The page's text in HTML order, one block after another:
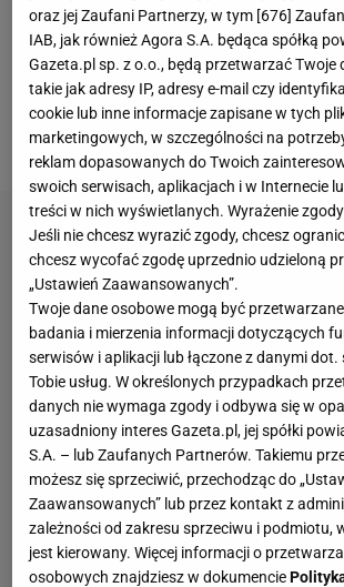
Roland Garros i Wimbledon, mogę
jest to mój największy sukces w
Novak Djoković tuż po zdobyciu
igrzysk olimpijskich - najcenniejszej
brakowało w jego dorobku.
oraz jej Zaufani Partnerzy, w tym [676]
IAB, jak również Agora S.A. będąca spółką
Gazeta.pl sp. z o.o., będą przetwarzać Twoje
takie jak adresy IP, adresy e-mail czy
cookie lub inne informacje zapisane w tych
marketingowych, w szczególności na
reklam dopasowanych do Twoich
swoich serwisach, aplikacjach i w Internecie
treści w nich wyświetlanych. Wyrażenie
Jeśli nie chcesz wyrazić zgody, chcesz
chcesz wycofać zgodę uprzednio udzieloną
„Ustawień Zaawansowanych”.
Twoje dane osobowe mogą być
badania i mierzenia informacji dotyczących
serwisów i aplikacji lub łączone z danymi
Tobie usług. W określonych przypadkach
danych nie wymaga zgody i odbywa się w
uzasadniony interes Gazeta.pl, jej spółki
S.A. – lub Zaufanych Partnerów. Takiemu
możesz się sprzeciwić, przechodząc do
Zaawansowanych” lub przez kontakt z
zależności od zakresu sprzeciwu i podmiotu,
jest kierowany. Więcej informacji o
osobowych znajdziesz w dokumencie